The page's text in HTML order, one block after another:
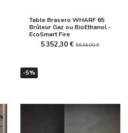
Table Brasero WHARF 65
Brûleur Gaz ou BioEthanol -
EcoSmart Fire
5 352,30 € 5 634,00 €
-5%